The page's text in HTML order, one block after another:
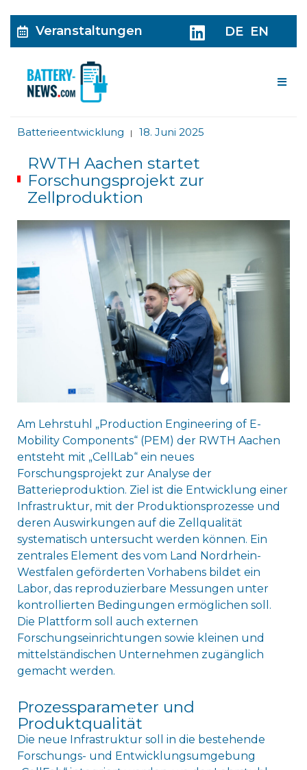
Veranstaltungen DE EN
Batterieentwicklung | 18. Juni 2025
RWTH Aachen startet
Forschungsprojekt zur
Zellproduktion
Am Lehrstuhl „Production Engineering of E-
Mobility Components“ (PEM) der RWTH Aachen
entsteht mit „CellLab“ ein neues
Forschungsprojekt zur Analyse der
Batterieproduktion. Ziel ist die Entwicklung einer
Infrastruktur, mit der Produktionsprozesse und
deren Auswirkungen auf die Zellqualität
systematisch untersucht werden können. Ein
zentrales Element des vom Land Nordrhein-
Westfalen geförderten Vorhabens bildet ein
Labor, das reproduzierbare Messungen unter
kontrollierten Bedingungen ermöglichen soll.
Die Plattform soll auch externen
Forschungseinrichtungen sowie kleinen und
mittelständischen Unternehmen zugänglich
gemacht werden.
Prozessparameter und
Produktqualität
Die neue Infrastruktur soll in die bestehende
Forschungs- und Entwicklungsumgebung